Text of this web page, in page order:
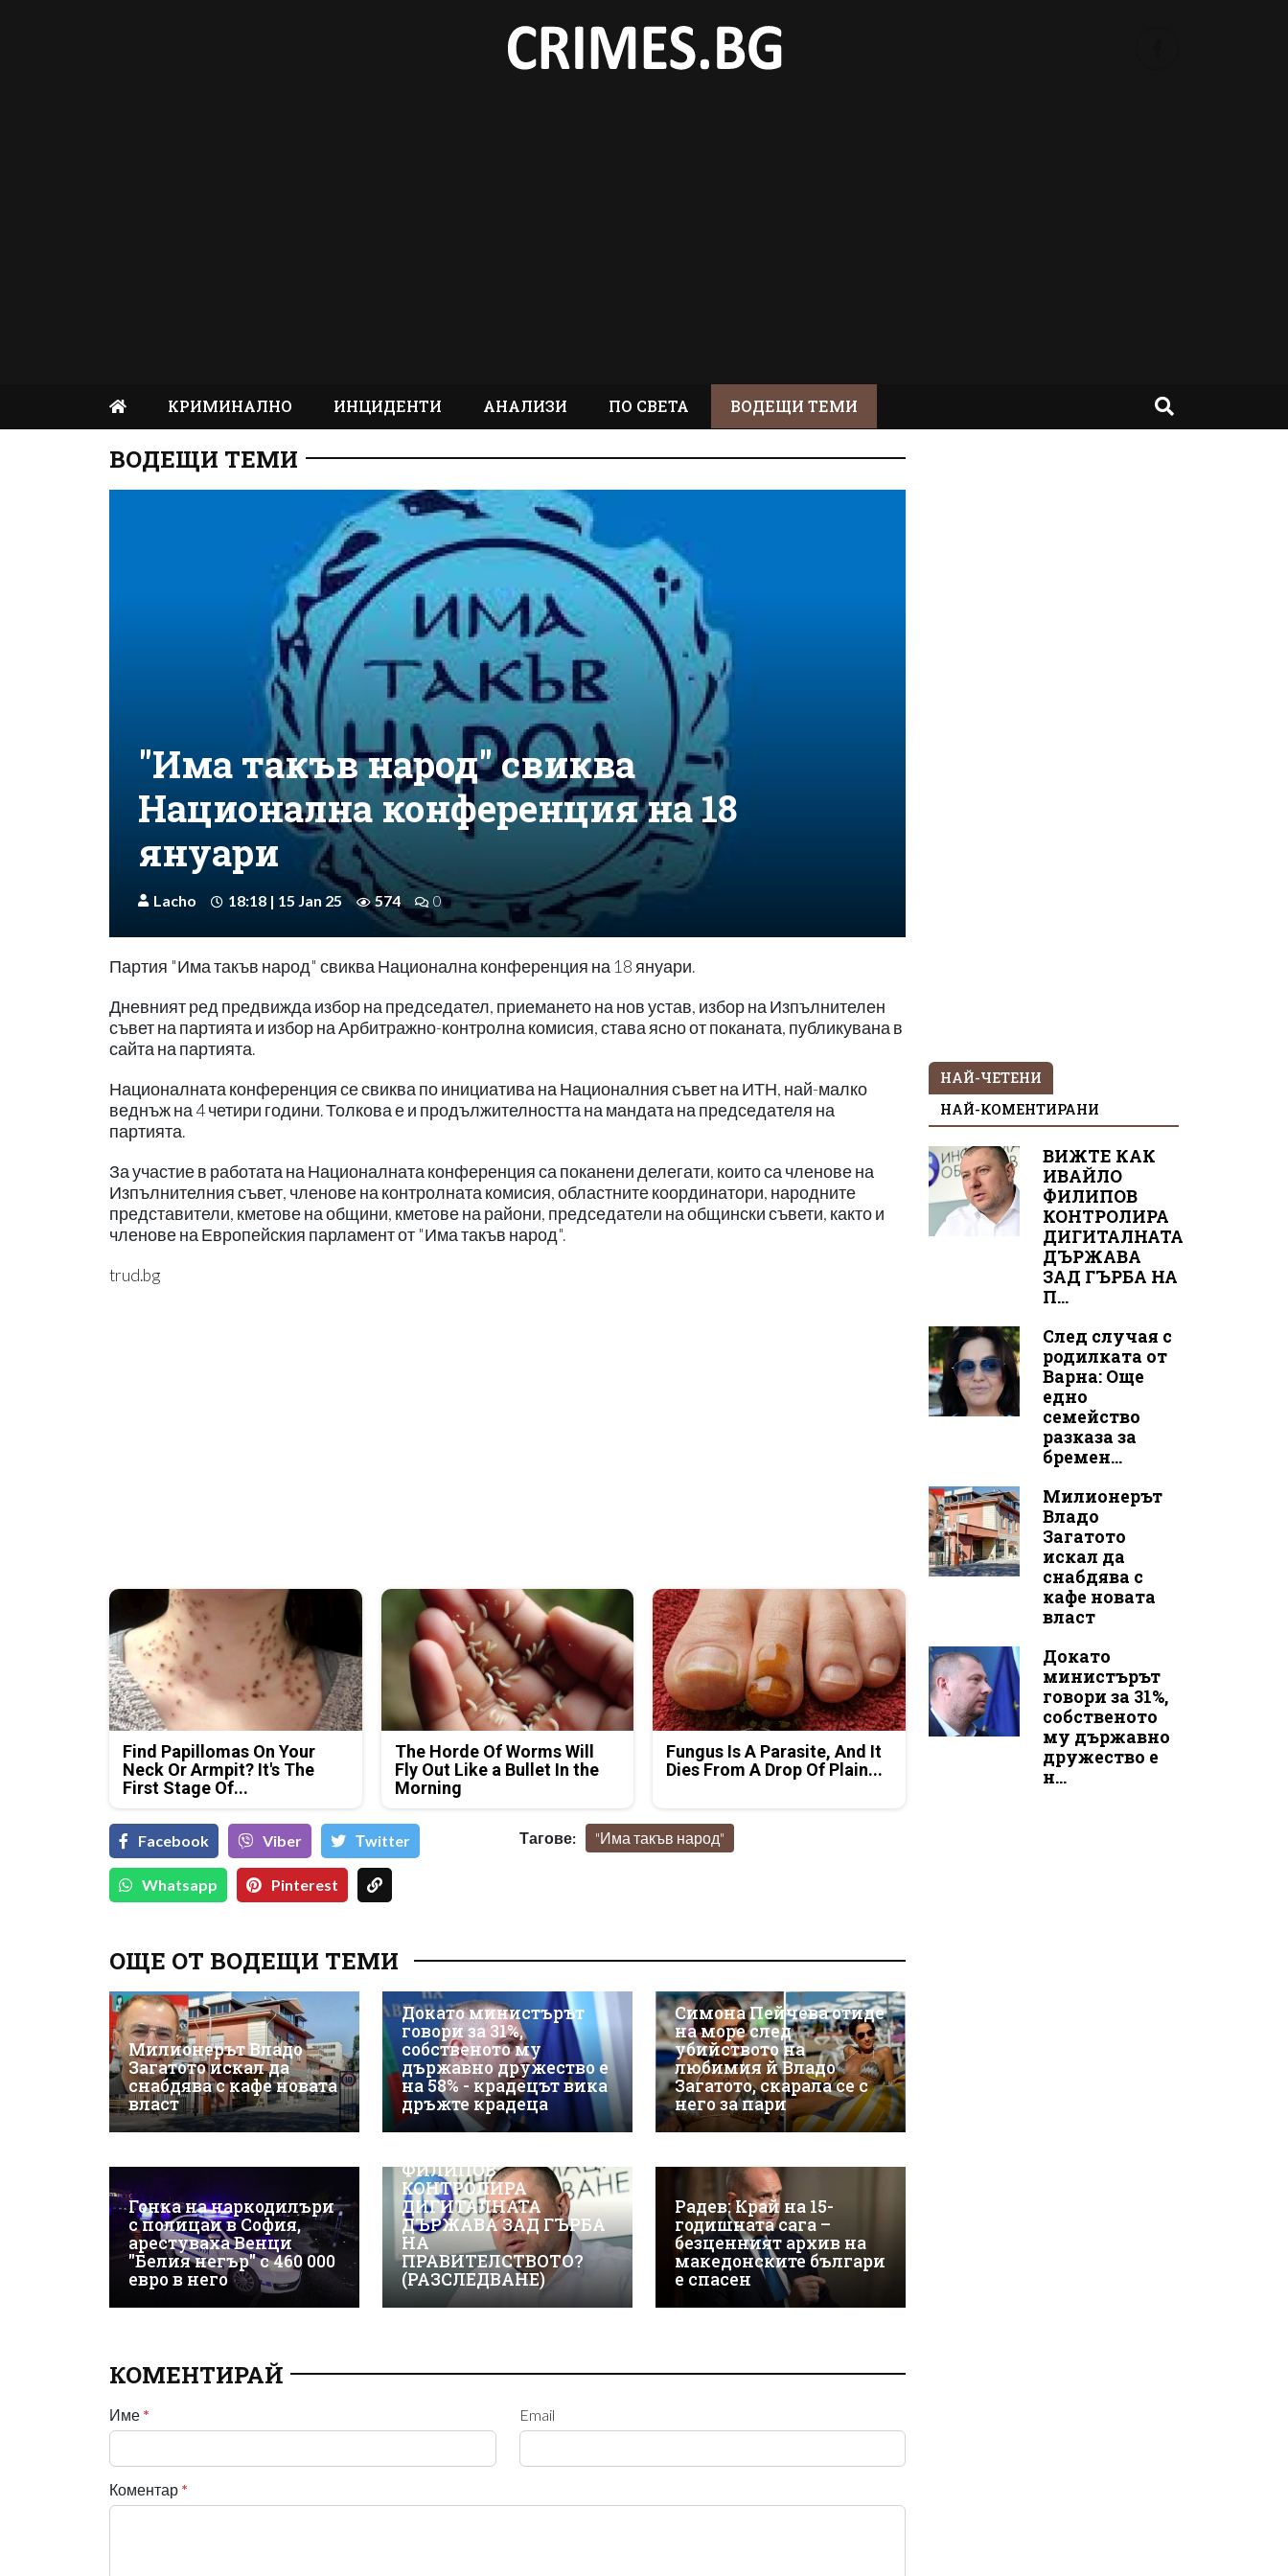
КРИМИНАЛНО ИНЦИДЕНТИ АНАЛИЗИ ПО СВЕТА ВОДЕЩИ ТЕМИ
ВОДЕЩИ ТЕМИ
"Има такъв народ" свиква
Национална конференция на 18
януари
Lacho 18:18 | 15 Jan 25 574 0
Партия "Има такъв народ" свиква Национална конференция на 18 януари.
Дневният ред предвижда избор на председател, приемането на нов устав, избор на Изпълнителен
съвет на партията и избор на Арбитражно-контролна комисия, става ясно от поканата, публикувана в
сайта на партията.
Националната конференция се свиква по инициатива на Националния съвет на ИТН, най-малко
веднъж на 4 четири години. Толкова е и продължителността на мандата на председателя на
партията.
За участие в работата на Националната конференция са поканени делегати, които са членове на
Изпълнителния съвет, членове на контролната комисия, областните координатори, народните
представители, кметове на общини, кметове на райони, председатели на общински съвети, както и
членове на Европейския парламент от "Има такъв народ".
trud.bg
Find Papillomas On Your
Neck Or Armpit? It's The
First Stage Of...
The Horde Of Worms Will
Fly Out Like a Bullet In the
Morning
Fungus Is A Parasite, And It
Dies From A Drop Of Plain...
Facebook Viber Тwitter
Whatsapp Pinterest
Тагове: "Има такъв народ"
ОЩЕ ОТ ВОДЕЩИ ТЕМИ
Милионерът Владо
Загатото искал да
снабдява с кафе новата
власт
Докато министърът
говори за 31%,
собственото му
държавно дружество е
на 58% - крадецът вика
дръжте крадеца
Симона Пейчева отиде
на море след
убийството на
любимия й Владо
Загатото, скарала се с
него за пари
Гонка на наркодилъри
с полицаи в София,
арестуваха Венци
"Белия негър" с 460 000
евро в него
ФИЛИПОВ
КОНТРОЛИРА
ДИГИТАЛНАТА
ДЪРЖАВА ЗАД ГЪРБА
НА
ПРАВИТЕЛСТВОТО?
(РАЗСЛЕДВАНЕ)
Радев: Край на 15-
годишната сага –
безценният архив на
македонските българи
е спасен
КОМЕНТИРАЙ
Име * Email
Коментар *
НАЙ-ЧЕТЕНИ
НАЙ-КОМЕНТИРАНИ
ВИЖТЕ КАК
ИВАЙЛО
ФИЛИПОВ
КОНТРОЛИРА
ДИГИТАЛНАТА
ДЪРЖАВА
ЗАД ГЪРБА НА
П...
След случая с
родилката от
Варна: Още
едно
семейство
разказа за
бремен...
Милионерът
Владо
Загатото
искал да
снабдява с
кафе новата
власт
Докато
министърът
говори за 31%,
собственото
му държавно
дружество е
н...